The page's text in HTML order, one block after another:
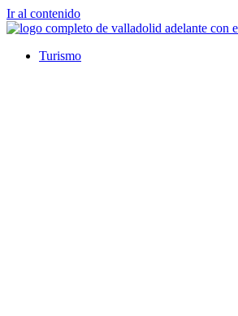
Ir al contenido
Turismo